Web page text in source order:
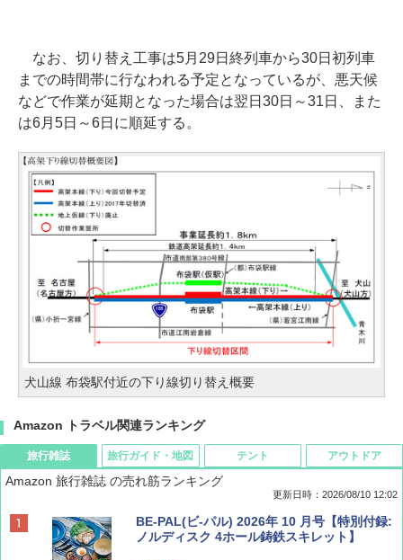
なお、切り替え工事は5月29日終列車から30日初列車
までの時間帯に行なわれる予定となっているが、悪天候
などで作業が延期となった場合は翌日30日～31日、また
は6月5日～6日に順延する。
犬山線 布袋駅付近の下り線切り替え概要
Amazon トラベル関連ランキング
旅行雑誌
Amazon 旅行雑誌 の売れ筋ランキング
更新日時：2026/08/10 12:02
BE-PAL(ビ-パル) 2026年 10 月号【特別付録:
ノルディスク 4ホール鋳鉄スキレット】
旅行ガイド・地図 テント アウトドア